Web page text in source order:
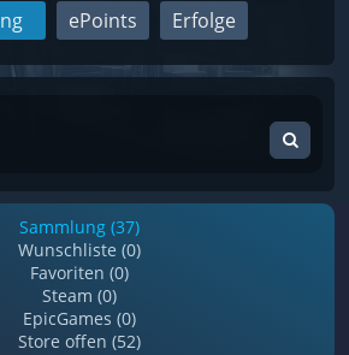
ePoints Erfolge
Sammlung (37)
Wunschliste (0)
Favoriten (0)
Steam (0)
EpicGames (0)
Store offen (52)